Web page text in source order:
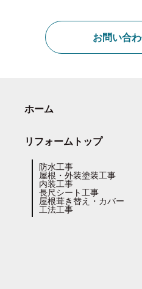
お問い合
ホーム
リフォームトップ
防水工事
屋根・外装塗装工事
内装工事
長尺シート工事
屋根葺き替え・カバー
工法工事